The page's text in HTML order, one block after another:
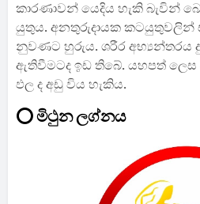
කාරණාවන් යෙදිය හැකි බැවින්
යුතුය. අනතුරුදායක
නුවණට හුරුය. ශරීර අභ්‍යන්තරය
ඇතිවීමටද ඉඩ තිබේ. යහපත්
ඵල ද අඩු විය හැකිය.
⭕ මිථුන ලග්නය